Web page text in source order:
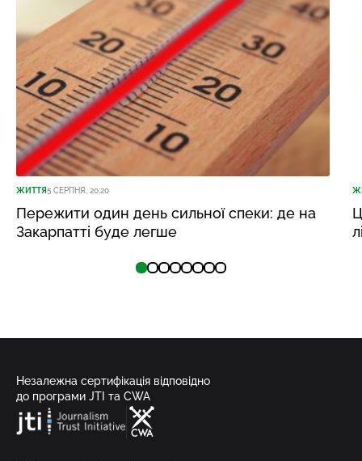
ЖИТТЯ5 СЕРПНЯ, 20:20
Пережити один день сильної спеки: де на
Закарпатті буде легше
Незалежна сертифікація відповідно
до програми JTI та CWA